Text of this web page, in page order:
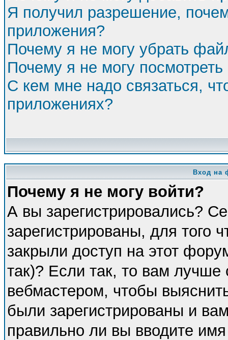
Я получил разрешение,
приложения?
Почему я не могу убрать
Почему я не могу
С кем мне надо связаться,
приложениях?
Вход на
Почему я не могу войти?
А вы зарегистрировались?
зарегистрированы, для того
закрыли доступ на этот
так)? Если так, то вам лучше
вебмастером, чтобы
были зарегистрированы и
правильно ли вы вводите